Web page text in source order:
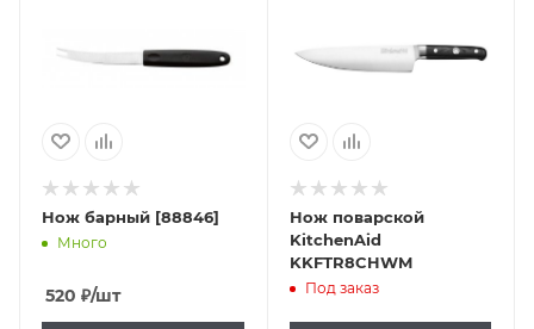
Нож барный [88846]
Много
520 ₽/шт
Нож поварской
KitchenAid
KKFTR8CHWM
Под заказ